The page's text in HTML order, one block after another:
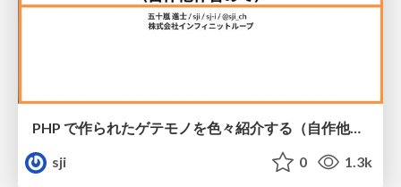
PHP で作られたゲテモノを色々紹介する（自作他作含めて）
sji
0 1.3k